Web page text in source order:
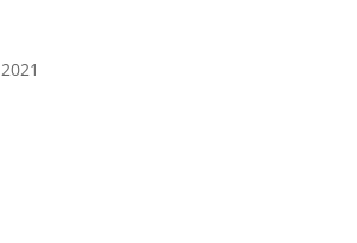
maggio 2021